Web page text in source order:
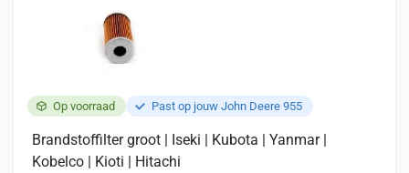
productpagina
Op voorraad Past op jouw John Deere 955
Brandstoffilter groot | Iseki | Kubota | Yanmar |
Kobelco | Kioti | Hitachi